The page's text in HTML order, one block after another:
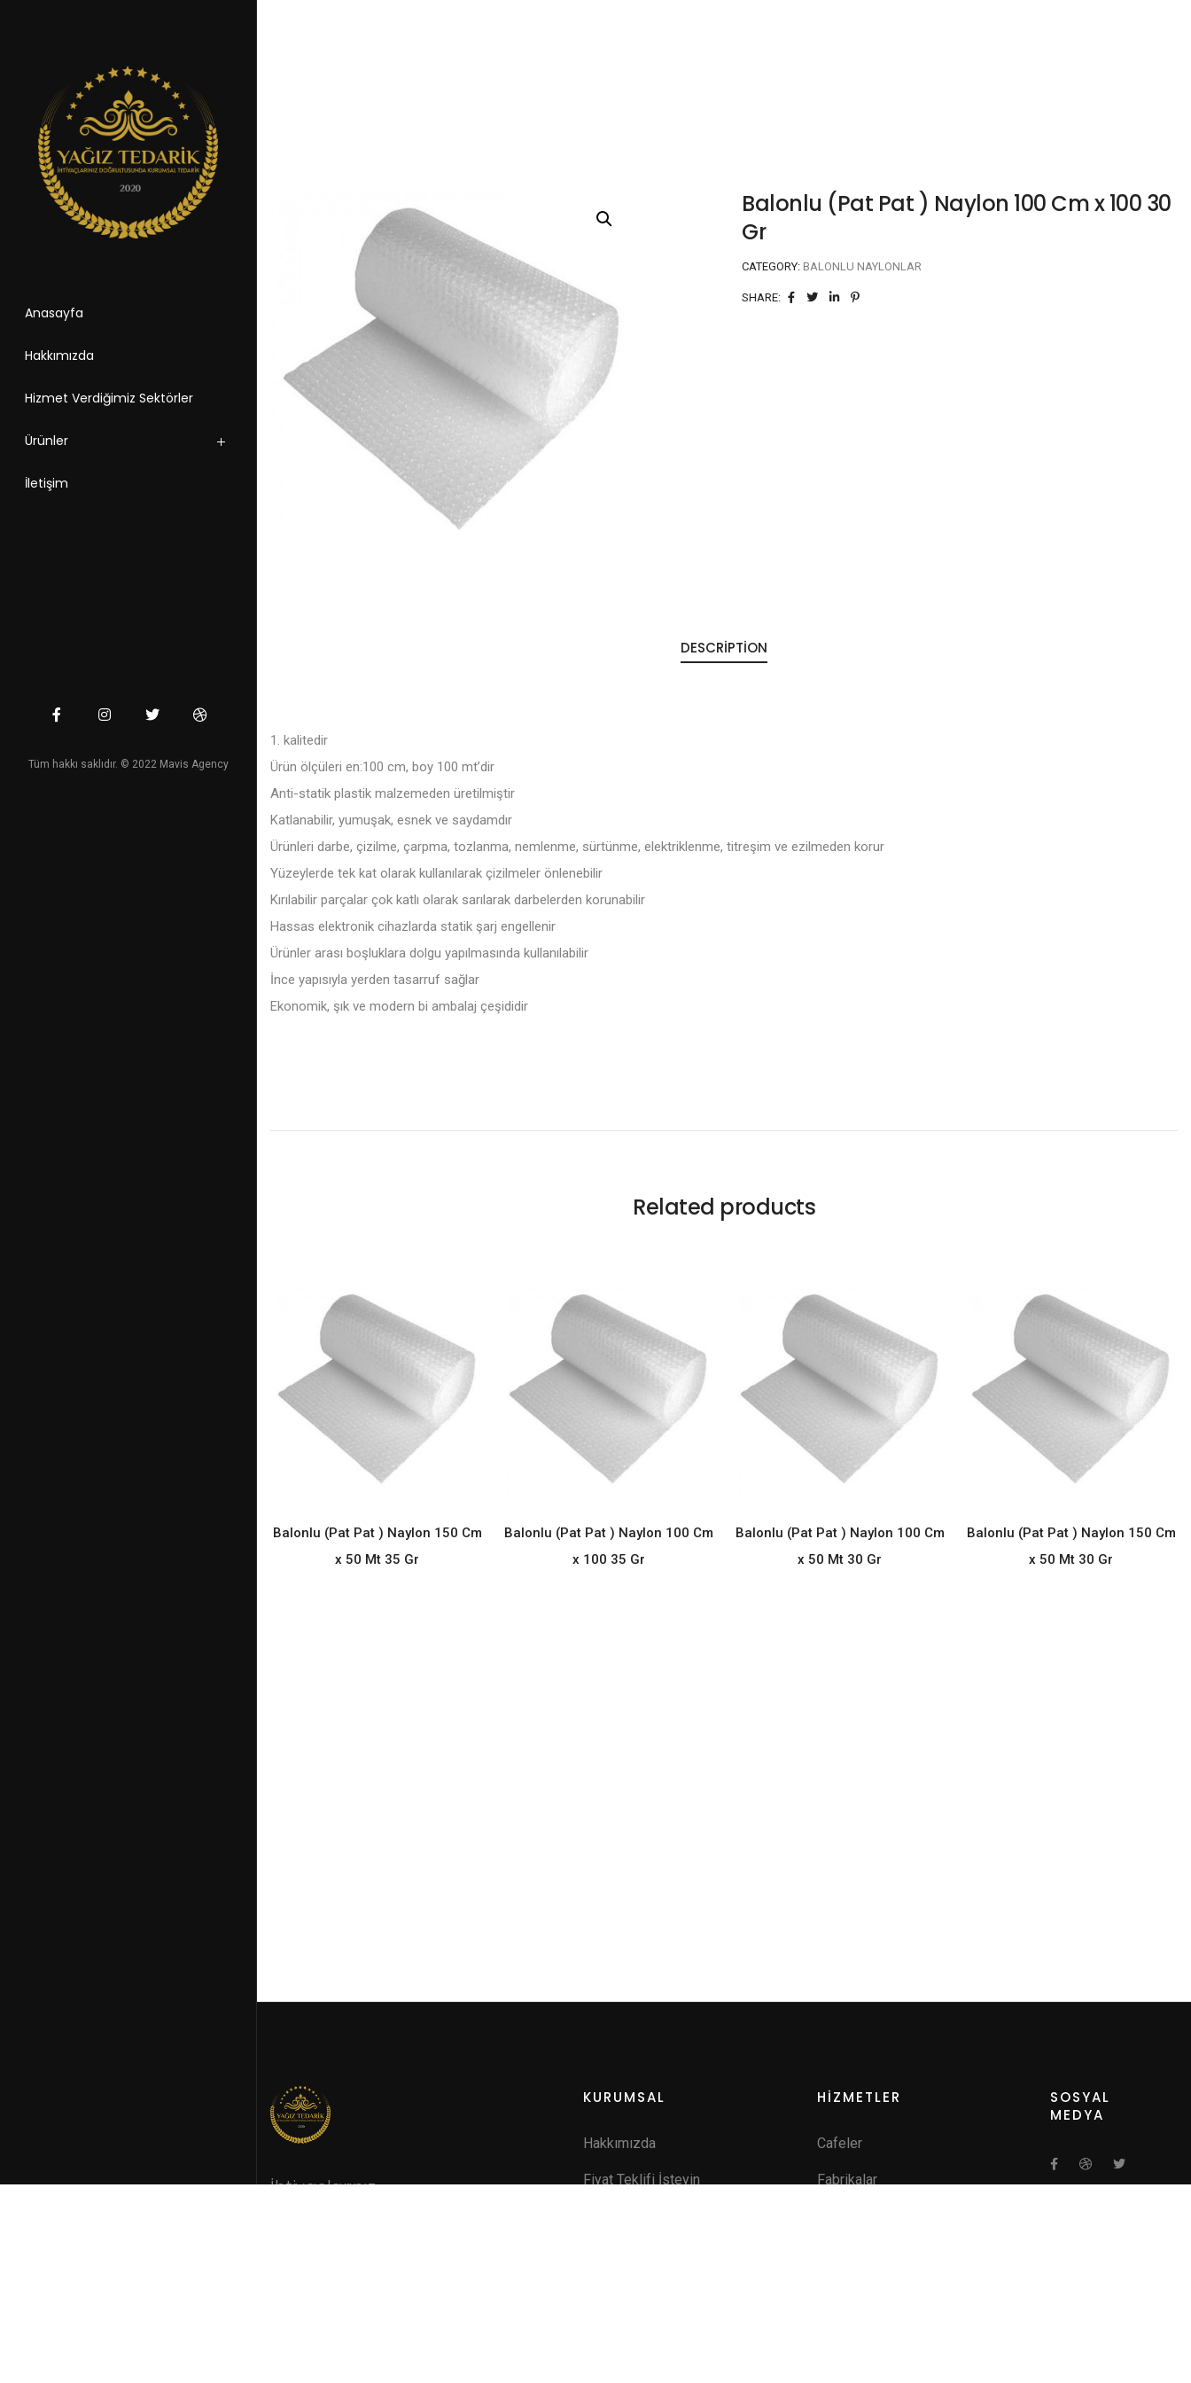
Anasayfa
Hakkımızda
Hizmet Verdiğimiz Sektörler
Ürünler
İletişim
Tüm hakkı saklıdır. © 2022 Mavis Agency
Balonlu (Pat Pat ) Naylon 100 Cm x 100 30
Gr
CATEGORY: BALONLU NAYLONLAR
SHARE:
DESCRIPTION
1. kalitedir
Ürün ölçüleri en:100 cm, boy 100 mt’dir
Anti-statik plastik malzemeden üretilmiştir
Katlanabilir, yumuşak, esnek ve saydamdır
Ürünleri darbe, çizilme, çarpma, tozlanma, nemlenme, sürtünme, elektriklenme, titreşim ve ezilmeden korur
Yüzeylerde tek kat olarak kullanılarak çizilmeler önlenebilir
Kırılabilir parçalar çok katlı olarak sarılarak darbelerden korunabilir
Hassas elektronik cihazlarda statik şarj engellenir
Ürünler arası boşluklara dolgu yapılmasında kullanılabilir
İnce yapısıyla yerden tasarruf sağlar
Ekonomik, şık ve modern bi ambalaj çeşididir
Related products
READ MORE
Balonlu (Pat Pat ) Naylon 150 Cm
x 50 Mt 35 Gr
READ MORE
Balonlu (Pat Pat ) Naylon 100 Cm
x 100 35 Gr
READ MORE
Balonlu (Pat Pat ) Naylon 100 Cm
x 50 Mt 30 Gr
READ MORE
Balonlu (Pat Pat ) Naylon 150 Cm
x 50 Mt 30 Gr
İhtiyaçlarınız
KURUMSAL
Hakkımızda
Fiyat Teklifi İsteyin
HİZMETLER
Cafeler
Fabrikalar
SOSYAL
MEDYA